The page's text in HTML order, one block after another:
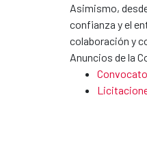
Asimismo,
confianza y el
colaboración y
Anuncios de la